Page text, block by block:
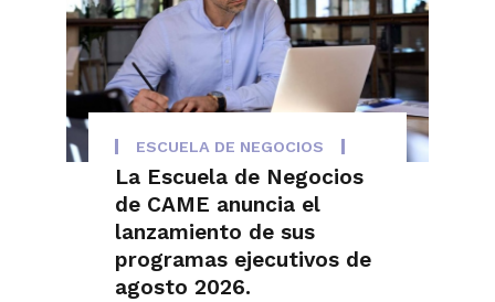
ESCUELA DE NEGOCIOS
La Escuela de Negocios
de CAME anuncia el
lanzamiento de sus
programas ejecutivos de
agosto 2026.